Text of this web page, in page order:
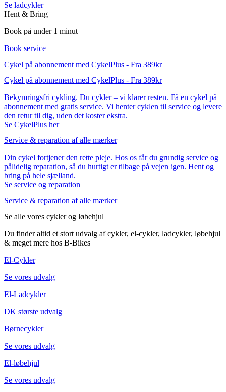
Se ladcykler
Hent & Bring
Book på under 1 minut
Book service
Cykel på abonnement med CykelPlus - Fra 389kr
Cykel på abonnement med CykelPlus - Fra 389kr
Bekymringsfri cykling. Du cykler – vi klarer resten. Få en cykel på
abonnement med gratis service. Vi henter cyklen til service og levere
den retur til dig, uden det koster ekstra.
Se CykelPlus her
Service & reparation af alle mærker
Din cykel fortjener den rette pleje. Hos os får du grundig service og
pålidelig reparation, så du hurtigt er tilbage på vejen igen. Hent og
bring på hele sjælland.
Se service og reparation
Service & reparation af alle mærker
Se alle vores cykler og løbehjul
Du finder altid et stort udvalg af cykler, el-cykler, ladcykler, løbehjul
& meget mere hos B-Bikes
El-Cykler
Se vores udvalg
El-Ladcykler
DK største udvalg
Børnecykler
Se vores udvalg
El-løbehjul
Se vores udvalg